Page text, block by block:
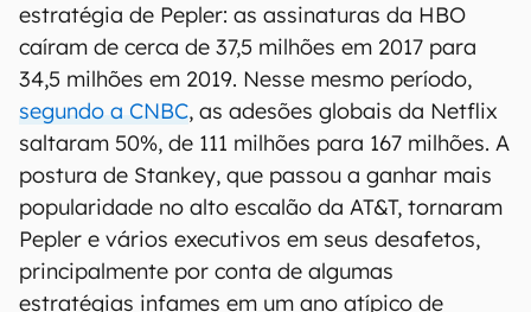
estratégia de Pepler: as assinaturas da HBO
caíram de cerca de 37,5 milhões em 2017 para
34,5 milhões em 2019. Nesse mesmo período,
segundo a CNBC, as adesões globais da Netflix
saltaram 50%, de 111 milhões para 167 milhões. A
postura de Stankey, que passou a ganhar mais
popularidade no alto escalão da AT&T, tornaram
Pepler e vários executivos em seus desafetos,
principalmente por conta de algumas
estratégias infames em um ano atípico de